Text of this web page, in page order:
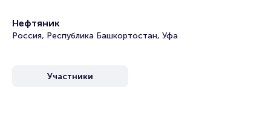
Рекомендации по выбору мест на стадионе
цены и качества обзора.
Нефтяник
Россия, Республика Башкортостан, Уфа
Участники